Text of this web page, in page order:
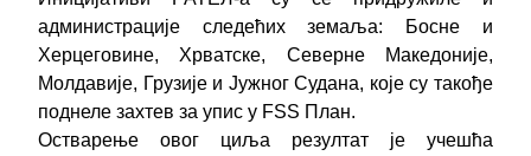
администрације следећих земаља: Босне и
Херцеговине, Хрватске, Северне Македоније,
Молдавије, Грузије и Јужног Судана, које су такође
поднеле захтев за упис у FSS План.
Остварење овог циља резултат је учешћа